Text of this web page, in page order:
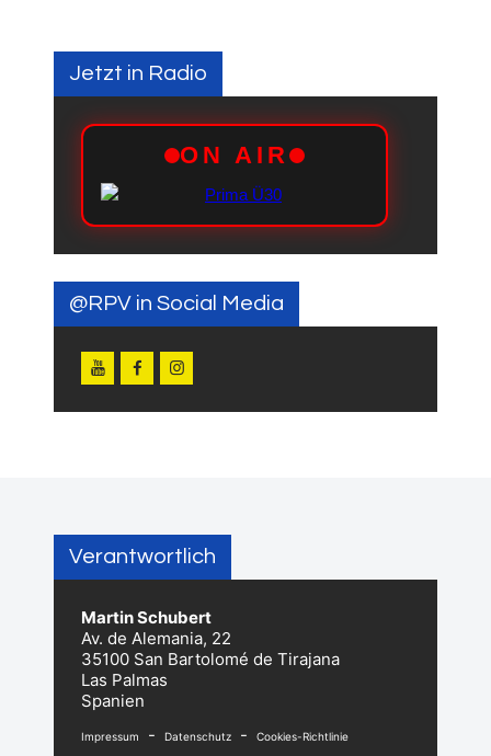
Jetzt in Radio
@RPV in Social Media
Verantwortlich
Martin Schubert
Av. de Alemania, 22
35100 San Bartolomé de Tirajana
Las Palmas
Spanien
Impressum - Datenschutz - Cookies-Richtlinie